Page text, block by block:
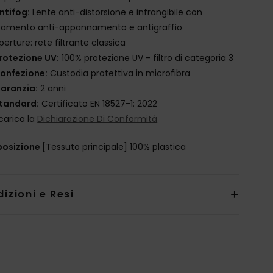
Lente anti-distorsione e infrangibile con
anti-appannamento e antigraffio
rete filtrante classica
UV: 100% protezione UV - filtro di categoria 3
Custodia protettiva in microfibra
2 anni
Certificato EN 18527-1: 2022
la Dichiarazione Di Conformità
[Tessuto principale] 100% plastica
e Resi